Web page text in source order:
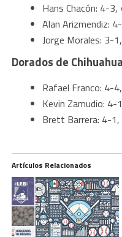
Hans Chacón: 4-3,
Alan Arizmendiz:
Jorge Morales: 3-
Dorados de Chihuahua
Rafael Franco: 4-
Kevin Zamudio: 4-
Brett Barrera: 4-1,
Artículos Relacionados